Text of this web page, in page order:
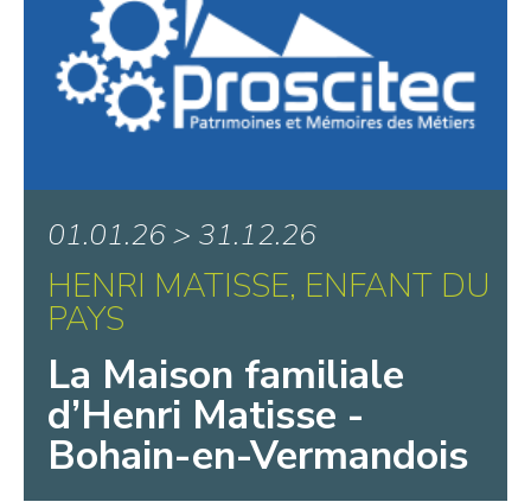
01.01.26 > 31.12.26
HENRI MATISSE, ENFANT DU
PAYS
La Maison familiale
d’Henri Matisse -
Bohain-en-Vermandois